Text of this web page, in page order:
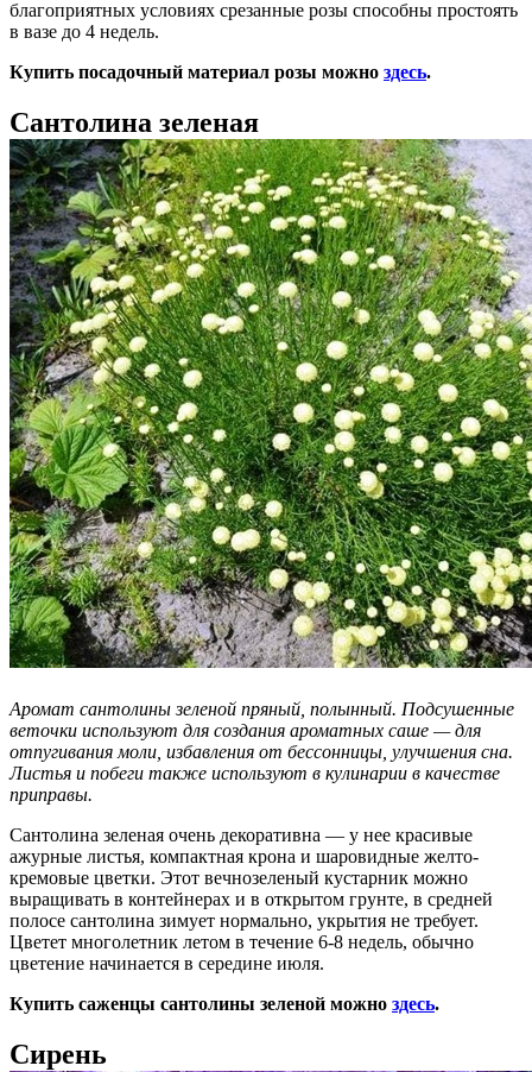
благоприятных условиях срезанные розы способны простоять
в вазе до 4 недель.
Купить посадочный материал розы можно здесь.
Сантолина зеленая
Аромат сантолины зеленой пряный, полынный. Подсушенные
веточки используют для создания ароматных саше — для
отпугивания моли, избавления от бессонницы, улучшения сна.
Листья и побеги также используют в кулинарии в качестве
приправы.
Сантолина зеленая очень декоративна — у нее красивые
ажурные листья, компактная крона и шаровидные желто-
кремовые цветки. Этот вечнозеленый кустарник можно
выращивать в контейнерах и в открытом грунте, в средней
полосе сантолина зимует нормально, укрытия не требует.
Цветет многолетник летом в течение 6-8 недель, обычно
цветение начинается в середине июля.
Купить саженцы сантолины зеленой можно здесь.
Сирень